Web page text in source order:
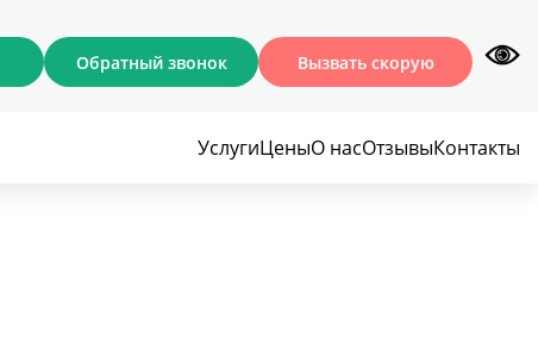
Обратный звонок Вызвать скорую
УслугиЦеныО насОтзывыКонтакты